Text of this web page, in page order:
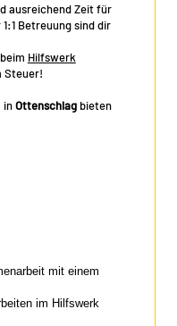
ausreichend Zeit für
Betreuung sind dir
Hilfswerk
Steuer!
inOttenschlagbieten
mit einem
im Hilfswerk